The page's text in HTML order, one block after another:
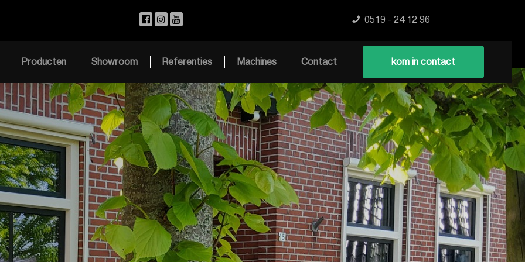
0519 - 24 12 96
Producten Showroom Referenties Machines Contact kom in contact